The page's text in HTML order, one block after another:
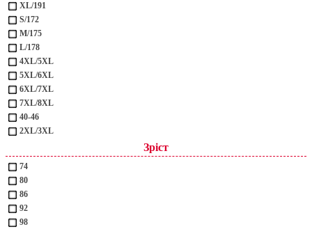
XL/191
S/172
M/175
L/178
4XL/5XL
5XL/6XL
6XL/7XL
7XL/8XL
40-46
2XL/3XL
Зріст
74
80
86
92
98